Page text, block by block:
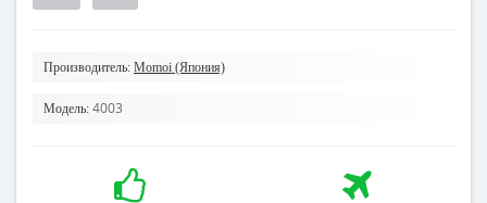
Производитель: Momoi (Япония)
Модель: 4003